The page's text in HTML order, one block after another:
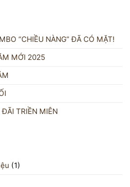
“CHIỀU NÀNG” ĐÃ CÓ MẶT!
MỚI 2025
TRIỀN MIÊN
(1)